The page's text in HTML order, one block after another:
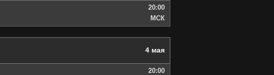
20:00
МСК
4 мая
20:00